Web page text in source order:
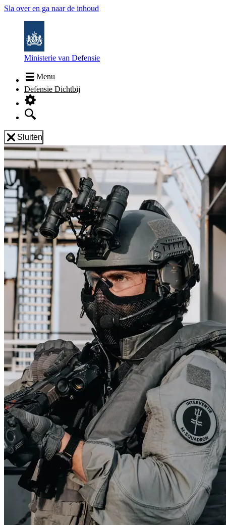
Sla over en ga naar de inhoud
Ministerie van Defensie
Menu
Defensie Dichtbij
Sluiten